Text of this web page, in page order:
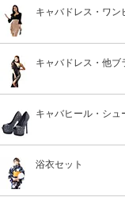
キャバドレス・ワン
キャバドレス・他ブ
キャバヒール・シュ
浴衣セット